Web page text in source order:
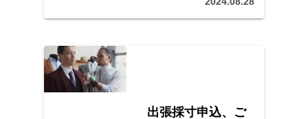
出張採寸申込、ご